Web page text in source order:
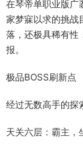
在琴帝单职业版广
家梦寐以求的挑战
落，还极具稀有性
报。
极品BOSS刷新点
经过无数高手的探
天关六层：霸主，